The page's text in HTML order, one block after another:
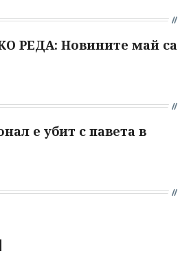
РЕДА: Новините май са
е убит с павета в